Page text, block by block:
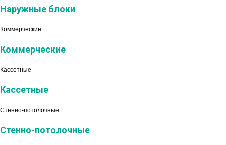
Наружные блоки
Коммерческие
Коммерческие
Кассетные
Кассетные
Стенно-потолочные
Стенно-потолочные